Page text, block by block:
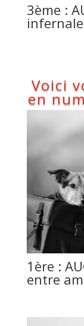
3ème :
Voici
en
1ère :
entre